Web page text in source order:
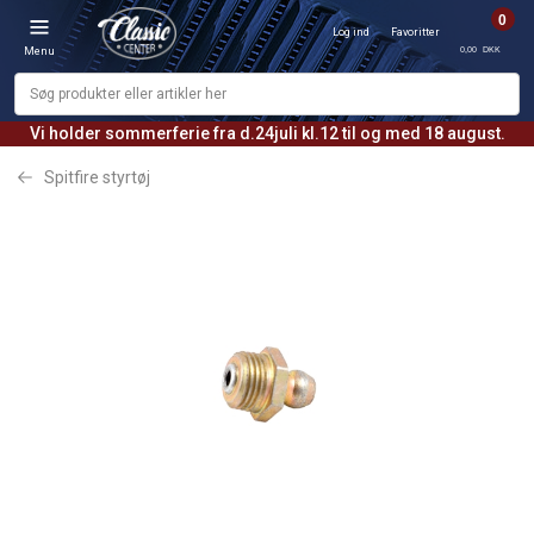
Vi holder sommerferie fra d.24juli kl.12 til og med 18 august.
Menu
Log ind Favoritter
0
0,00 DKK
Spitfire styrtøj